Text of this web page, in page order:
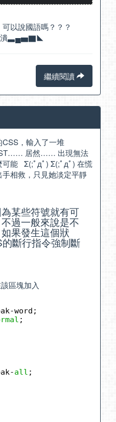
以說國語嗎？？？
潰▃▄▅▇◣
繼續閱讀
，輸入了一堆
居然…… 出現無法
可能 Σ(;ﾟдﾟ) Σ(;ﾟдﾟ) 在慌
相救，只見她淡定平靜
某些符號就有可
過一般來說是不
如果發生這個狀
斷行指令強制斷
區塊加入
word;
;
all ;